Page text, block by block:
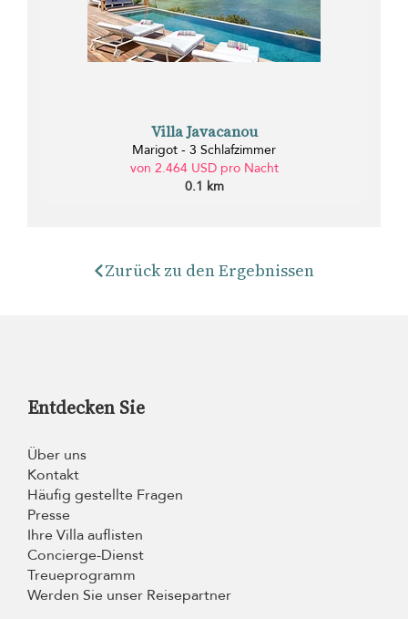
Villa Javacanou
Marigot - 3 Schlafzimmer
von 2.464 USD pro Nacht
0.1 km
Zurück zu den Ergebnissen
Entdecken Sie
Über uns
Kontakt
Häufig gestellte Fragen
Presse
Ihre Villa auflisten
Concierge-Dienst
Treueprogramm
Werden Sie unser Reisepartner